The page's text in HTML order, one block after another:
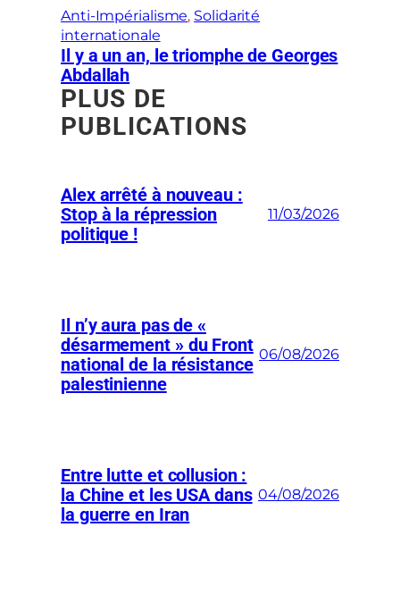
Anti-Impérialisme, Solidarité
internationale
Il y a un an, le triomphe de Georges
Abdallah
PLUS DE
PUBLICATIONS
Alex arrêté à nouveau :
Stop à la répression
politique !
11/03/2026
Il n’y aura pas de «
désarmement » du Front
national de la résistance
palestinienne
06/08/2026
Entre lutte et collusion :
la Chine et les USA dans
la guerre en Iran
04/08/2026